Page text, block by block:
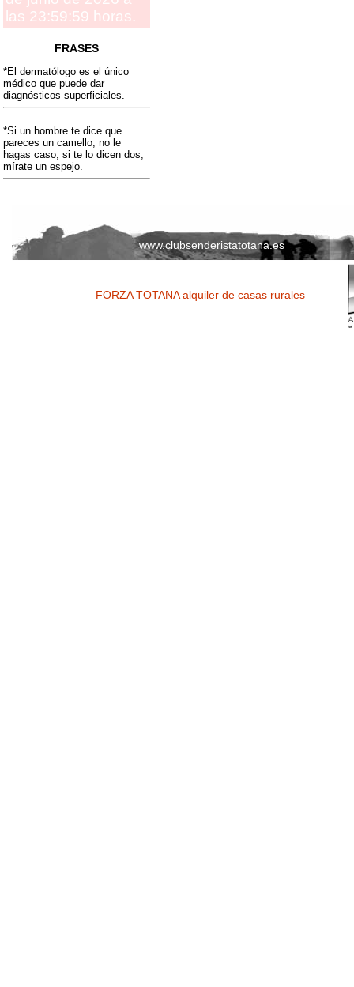
las 23:59:59 horas.
FRASES
*El dermatólogo es el único
médico que puede dar
diagnósticos superficiales.
*Si un hombre te dice que
pareces un camello, no le
hagas caso; si te lo dicen dos,
mírate un espejo.
www.clubsenderistatotana.es
FORZA TOTANA alquiler de casas rurales